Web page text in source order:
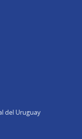
del Uruguay